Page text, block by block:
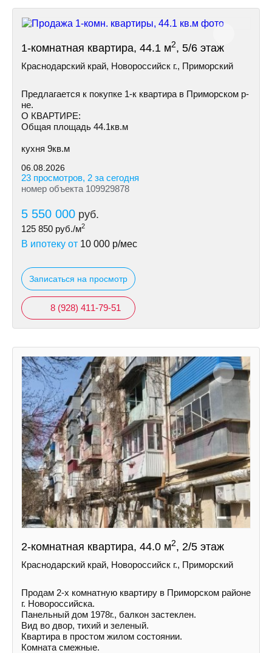
1-комнатная квартира, 44.1 м2, 5/6 этаж
Краснодарский край, Новороссийск г., Приморский
Предлагается к покупке 1-к квартира в Приморском р-
не.
О КВАРТИРЕ:
Общая площадь 44.1кв.м
кухня 9кв.м
06.08.2026
23 просмотров, 2 за сегодня
номер объекта 109929878
5 550 000 руб.
125 850 руб./м2
В ипотеку от 10 000 р/мес
Записаться на просмотр
8 (928) 411-79-51
2-комнатная квартира, 44.0 м2, 2/5 этаж
Краснодарский край, Новороссийск г., Приморский
Продам 2-х комнатную квартиру в Приморском районе
г. Новороссийска.
Панельный дом 1978г., балкон застеклен.
Вид во двор, тихий и зеленый.
Квартира в простом жилом состоянии.
Комната смежные.